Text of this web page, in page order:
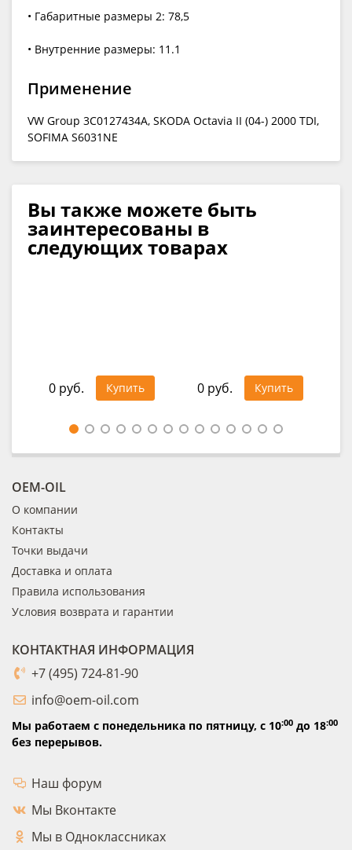
• Габаритные размеры 2: 78,5
• Внутренние размеры: 11.1
Применение
VW Group 3C0127434A, SKODA Octavia II (04-) 2000 TDI,
SOFIMA S6031NE
Вы также можете быть
заинтересованы в
следующих товарах
0 руб. Купить 0 руб. Купить
OEM-OIL
О компании
Контакты
Точки выдачи
Доставка и оплата
Правила использования
Условия возврата и гарантии
КОНТАКТНАЯ ИНФОРМАЦИЯ
+7 (495) 724-81-90
info@oem-oil.com
Мы работаем с понедельника по пятницу, с 10:00 до 18:00
без перерывов.
Наш форум
Мы Вконтакте
Мы в Одноклассниках